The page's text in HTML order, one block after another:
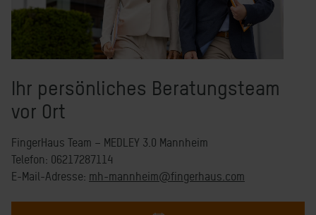
Ihr persönliches Beratungsteam
vor Ort
FingerHaus Team – MEDLEY 3.0 Mannheim
Telefon: 06217287114
E-Mail-Adresse: mh-mannheim@fingerhaus.com